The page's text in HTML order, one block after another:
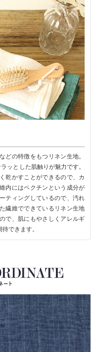
どの特徴をもつリネン生地。
ッとした肌触りが魅力です。
乾かすことができるので、カ
内にはペクチンという成分が
ティングしているので、汚れ
繊維でできているリネン生地
で、肌にもやさしくアレルギ
できます。